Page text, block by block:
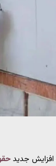
افزایش جدید